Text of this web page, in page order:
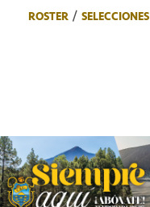
ROSTER SELECCIONES